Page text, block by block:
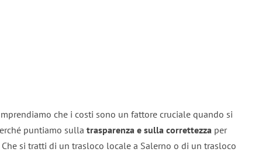
che i costi sono un fattore cruciale quando si
puntiamo sulla trasparenza e sulla correttezza per
si tratti di un trasloco locale a Salerno o di un trasloco